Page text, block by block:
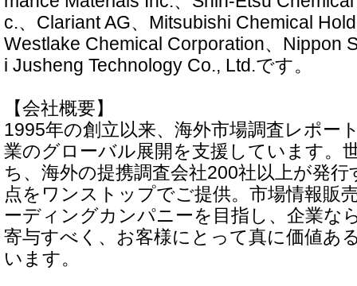
c.、Clariant AG、Mitsubishi Chemical
Westlake Chemical Corporation、Nippon
i Jusheng Technology Co., Ltd.です。
【会社概要】
1995年の創立以来、海外市場調査レポー
業のグローバル展開を支援しています。
ち、海外の提携調査会社200社以上が発
点をワンストップでご提供。市場情報販
ーディングカンパニーを目指し、企業な
寄与すべく、お客様にとって真に価値あ
います。